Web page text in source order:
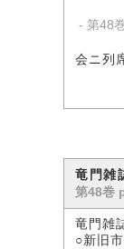
- 第48
会ニ列
竜門雑
第48巻
竜門雑
○新旧